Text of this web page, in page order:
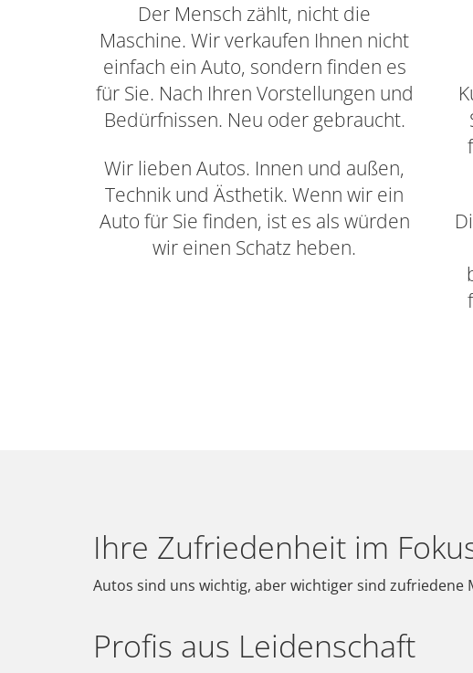
Der Mensch zählt, nicht die
Maschine. Wir verkaufen Ihnen nicht
einfach ein Auto, sondern finden es
für Sie. Nach Ihren Vorstellungen und
Bedürfnissen. Neu oder gebraucht.
Wir lieben Autos. Innen und außen,
Technik und Ästhetik. Wenn wir ein
Auto für Sie finden, ist es als würden
wir einen Schatz heben.
Ihre Zufriedenheit im
Autos sind uns wichtig, aber wichtiger sind zufriedene
Profis aus Leidenschaft